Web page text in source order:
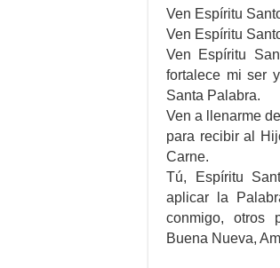
Ven Espíritu
Ven Espíritu
Ven Espíritu
fortalece mi ser
Santa Palabra.
Ven a llenarme
para recibir al
Carne.
Tú, Espíritu
aplicar la
conmigo, otros
Buena Nueva,